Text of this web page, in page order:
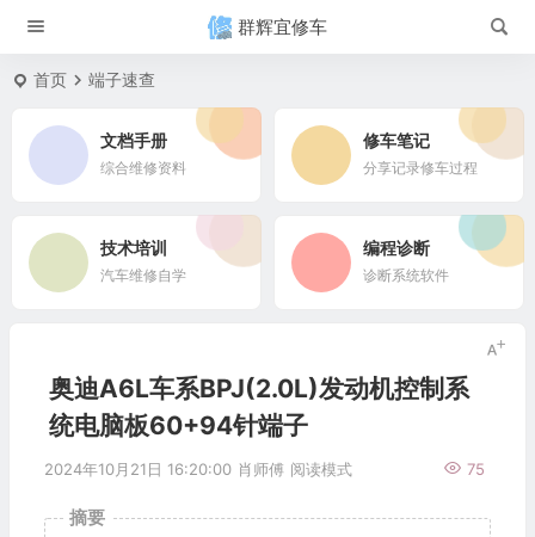
群辉宜修车
首页 端子速查
文档手册
综合维修资料
修车笔记
分享记录修车过程
技术培训
汽车维修自学
编程诊断
诊断系统软件
奥迪A6L车系BPJ(2.0L)发动机控制系
统电脑板60+94针端子
2024年10月21日 16:20:00 肖师傅 75
阅读模式
摘要